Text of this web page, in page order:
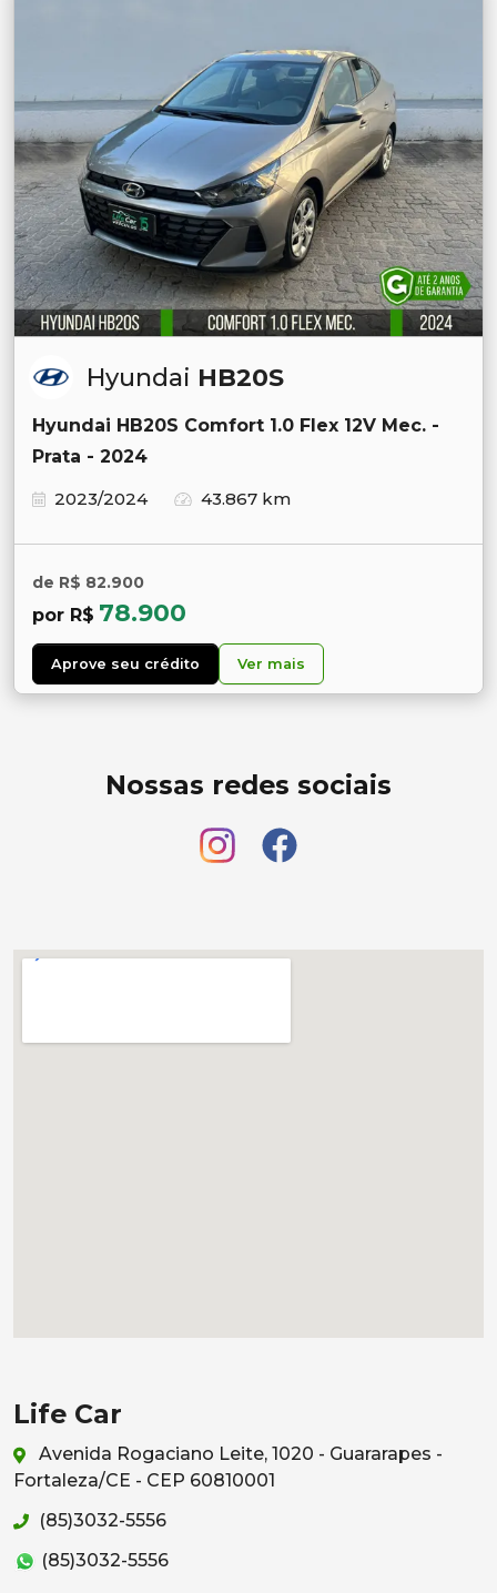
Hyundai HB20S
Hyundai HB20S Comfort 1.0 Flex 12V Mec. -
Prata - 2024
2023/2024
43.867 km
de R$ 82.900
por R$ 78.900
Aprove seu crédito Ver mais
Nossas redes sociais
Life Car
Avenida Rogaciano Leite, 1020 - Guararapes -
Fortaleza/CE - CEP 60810001
(85)3032-5556
(85)3032-5556